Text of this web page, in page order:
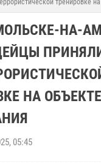
тренировке
НА-
НА ОБЪЕКТЕ
05:45